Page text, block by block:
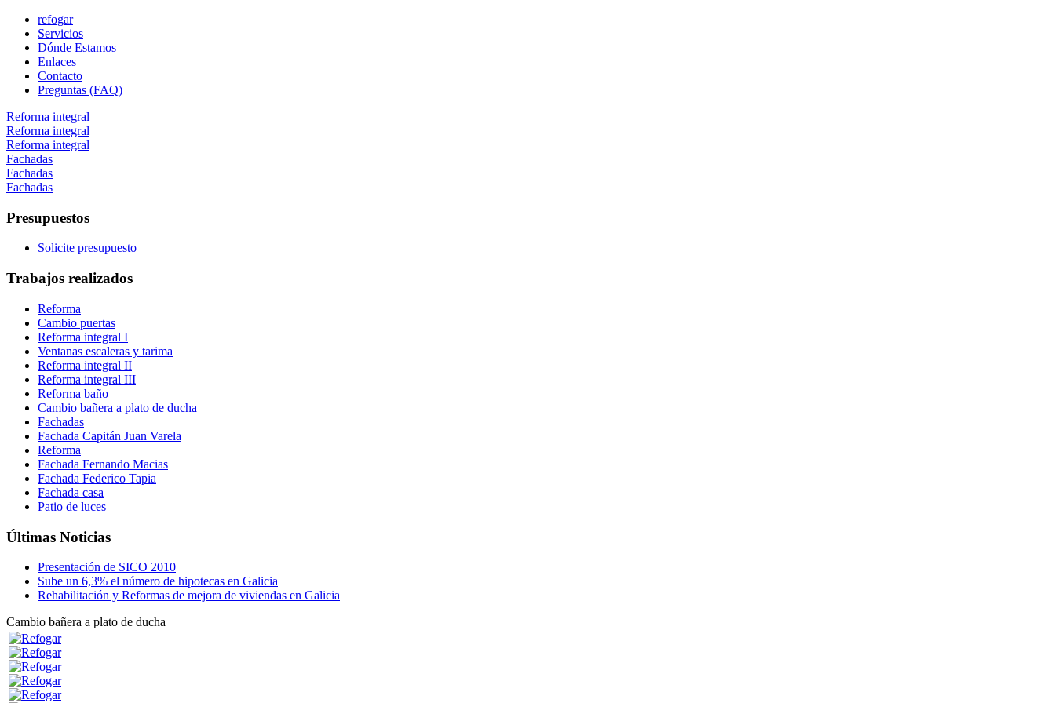
refogar
Servicios
Dónde Estamos
Enlaces
Contacto
Preguntas (FAQ)
Reforma integral
Reforma integral
Reforma integral
Fachadas
Fachadas
Fachadas
Presupuestos
Solicite presupuesto
Trabajos realizados
Reforma
Cambio puertas
Reforma integral I
Ventanas escaleras y tarima
Reforma integral II
Reforma integral III
Reforma baño
Cambio bañera a plato de ducha
Fachadas
Fachada Capitán Juan Varela
Reforma
Fachada Fernando Macias
Fachada Federico Tapia
Fachada casa
Patio de luces
Últimas Noticias
Presentación de SICO 2010
Sube un 6,3% el número de hipotecas en Galicia
Rehabilitación y Reformas de mejora de viviendas en Galicia
Cambio bañera a plato de ducha